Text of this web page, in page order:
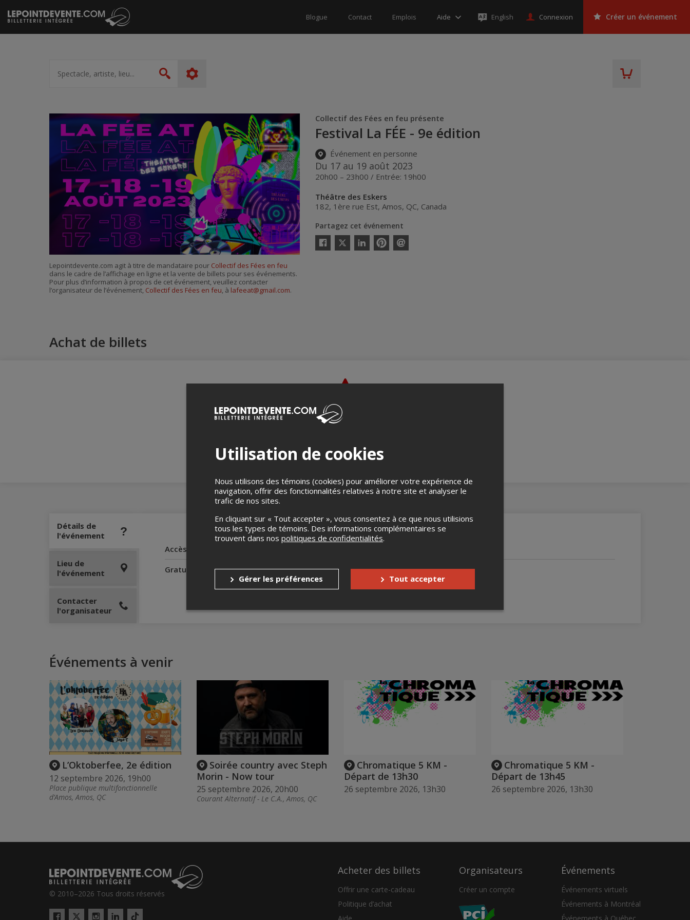
Passer
au
contenu
Blogue Contact Emplois Aide English Connexion Créer un événement
artiste,
lieu...
Rechercher
Collectif des Fées en feu présente
Festival La FÉE - 9e édition
Événement en personne
Du 17 au 19 août 2023
20h00 – 23h00 / Entrée: 19h00
Théâtre des Eskers
182, 1ère rue Est,Amos, QC, Canada
Partagez cet événement
Facebook
Twitter
LinkedinPinterestEnvoyer
Lepointdevente.com agit à titre de mandataire pour Collectif des Fées en feu
dans le cadre de l’affichage en ligne et la vente de billets pour ses événements.
Pour plus d’information à propos de cet événement, veuillez contacter
l’organisateur de l’événement, Collectif des Fées en feu, à lafeeat@gmail.com.
Achat de billets
Merci de confirmer que vous n'êtes pas un robot ci-bas.
Détails de
l'événement
Accès pour personnes à mobilité réduite
Gratuité pour l'accompagnateur
Oui
Lieu de
l'événement
Contacter
l'organisateur
Événements à venir
L’Oktoberfee, 2e édition
12 septembre 2026, 19h00
Place publique multifonctionnelle
d’Amos, Amos, QC
Soirée country avec Steph
Morin - Now tour
25 septembre 2026, 20h00
Courant Alternatif - Le C.A., Amos, QC
Chromatique 5 KM -
Départ de 13h30
26 septembre 2026, 13h30
Chromatique 5 KM -
Départ de 13h45
26 septembre 2026, 13h30
© 2010–2026 Tous droits réservés
Twitter Tiktok
Acheter des billets
Offrir une carte-cadeau
Politique d’achat
Organisateurs
Créer un compte
Événements
Événements virtuels
Événements à Montréal
Utilisation de cookies
Nous utilisons des témoins (cookies) pour améliorer votre expérience de
navigation, offrir des fonctionnalités relatives à notre site et analyser le
trafic de nos sites.
En cliquant sur « Tout accepter », vous consentez à ce que nous utilisions
tous les types de témoins. Des informations complémentaires se
trouvent dans nos politiques de confidentialités.
Gérer les préférences Tout accepter